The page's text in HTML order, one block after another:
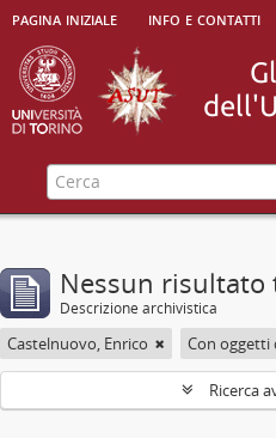
pagina iniziale info e contatti
Nessun risultato
Descrizione archivistica
Castelnuovo, Enrico Con oggetti
Ricerca